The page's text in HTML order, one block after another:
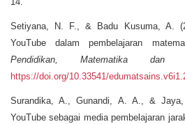
Setiyana, N. F., & Badu Kusuma, A.
YouTube dalam pembelajaran
Pendidikan, Matematika
https://doi.org/10.33541/
Surandika, A., Gunandi, A. A., &
YouTube sebagai media pembelajaran